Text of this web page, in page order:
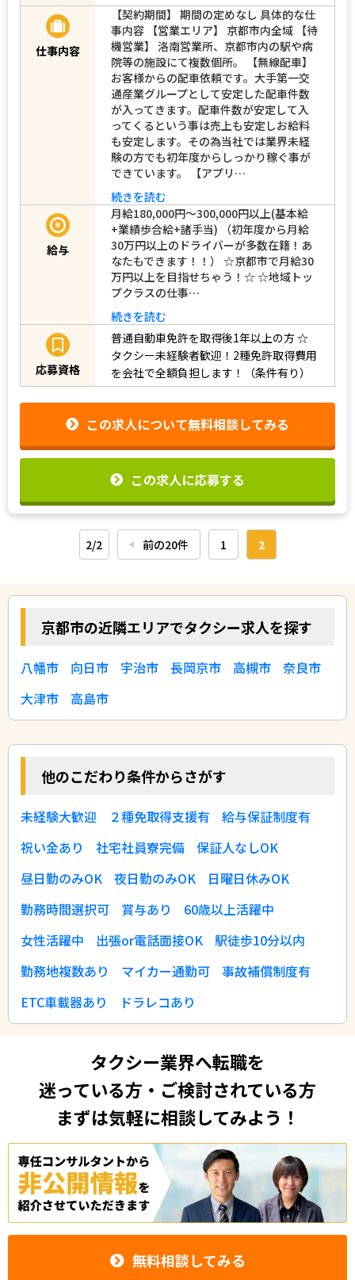
仕事内容
【契約期間】 期間の定めなし 具体的な仕
事内容 【営業エリア】 京都市内全域 【待
機営業】 洛南営業所、京都市内の駅や病
院等の施設にて複数個所。 【無線配車】
お客様からの配車依頼です。大手第一交
通産業グループとして安定した配車件数
が入ってきます。配車件数が安定して入
ってくるという事は売上も安定しお給料
も安定します。その為当社では業界未経
験の方でも初年度からしっかり稼ぐ事が
できています。 【アプリ…
続きを読む
給与
月給180,000円～300,000円以上(基本給
+業績歩合給+諸手当) （初年度から月給
30万円以上のドライバーが多数在籍！あ
なたもできます！！） ☆京都市で月給30
万円以上を目指せちゃう！☆ ☆地域トッ
プクラスの仕事…
続きを読む
応募資格
普通自動車免許を取得後1年以上の方☆
タクシー未経験者歓迎！2種免許取得費用
を会社で全額負担します！（条件有り）
この求人について無料相談してみる
この求人に応募する
2/2 ◀︎ 前の20件 1 2
京都市の近隣エリアでタクシー求人を探す
八幡市 向日市 宇治市 長岡京市 高槻市
奈良市
大津市
高島市
他のこだわり条件からさがす
未経験大歓迎 ２種免取得支援有
給与保証制度有
祝い金あり
社宅社員寮完備
保証人なしOK
昼日勤のみOK
夜日勤のみOK
日曜日休みOK
勤務時間選択可
賞与あり
60歳以上活躍中
女性活躍中
出張or電話面接OK
駅徒歩10分以内
勤務地複数あり
マイカー通勤可
事故補償制度有
ETC車載器あり
ドラレコあり
タクシー業界へ転職を
迷っている方・ご検討されている方
まずは気軽に相談してみよう！
無料相談してみる